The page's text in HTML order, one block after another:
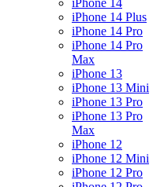
iPhone 14
iPhone 14 Plus
iPhone 14 Pro
iPhone 14 Pro
Max
iPhone 13
iPhone 13 Mini
iPhone 13 Pro
iPhone 13 Pro
Max
iPhone 12
iPhone 12 Mini
iPhone 12 Pro